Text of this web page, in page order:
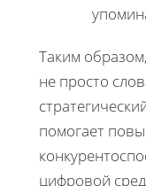
Таким
не просто
помогает
цифровой